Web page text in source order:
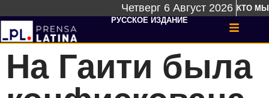
Четверг 6 Август 2026 КТО МЫ
РУССКОЕ ИЗДАНИЕ
На Гаити была